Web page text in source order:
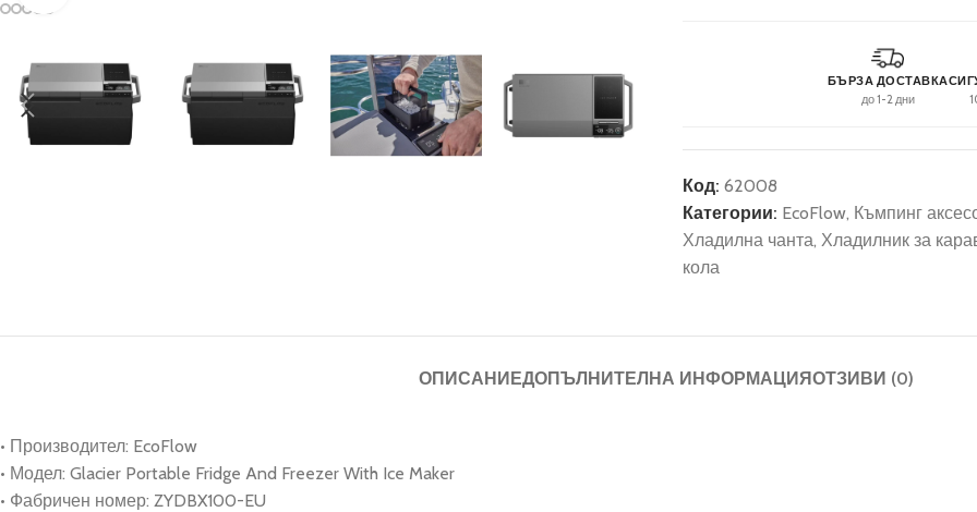
БЪРЗА ДОСТАВКА
до 1-2 дни
Код: 62008
Категории: EcoFlow, Къмпинг
Хладилна чанта, Хладилник за
кола
ОПИСАНИЕДОПЪЛНИТЕЛНА ИНФОРМАЦИЯОТЗИВИ (0)
• Производител: EcoFlow
• Модел: Glacier Portable Fridge And Freezer With Ice Maker
• Фабричен номер: ZYDBX100-EU